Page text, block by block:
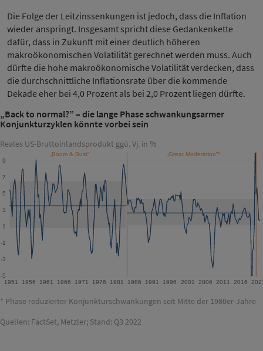
Die Folge der Leitzinssenkungen ist jedoch, dass die Inflation
wieder anspringt. Insgesamt spricht diese Gedankenkette
dafür, dass in Zukunft mit einer deutlich höheren
makroökonomischen Volatilität gerechnet werden muss. Auch
dürfte die hohe makroökonomische Volatilität verdecken, dass
die durchschnittliche Inflationsrate über die kommende
Dekade eher bei 4,0 Prozent als bei 2,0 Prozent liegen dürfte.
„Back to normal?” – die lange Phase schwankungsarmer
Konjunkturzyklen könnte vorbei sein
Reales US-Bruttoinlandsprodukt ggü. Vj. in %
* Phase reduzierter Konjunkturschwankungen seit Mitte der 1980er-Jahre
Quellen: FactSet, Metzler; Stand: Q3 2022